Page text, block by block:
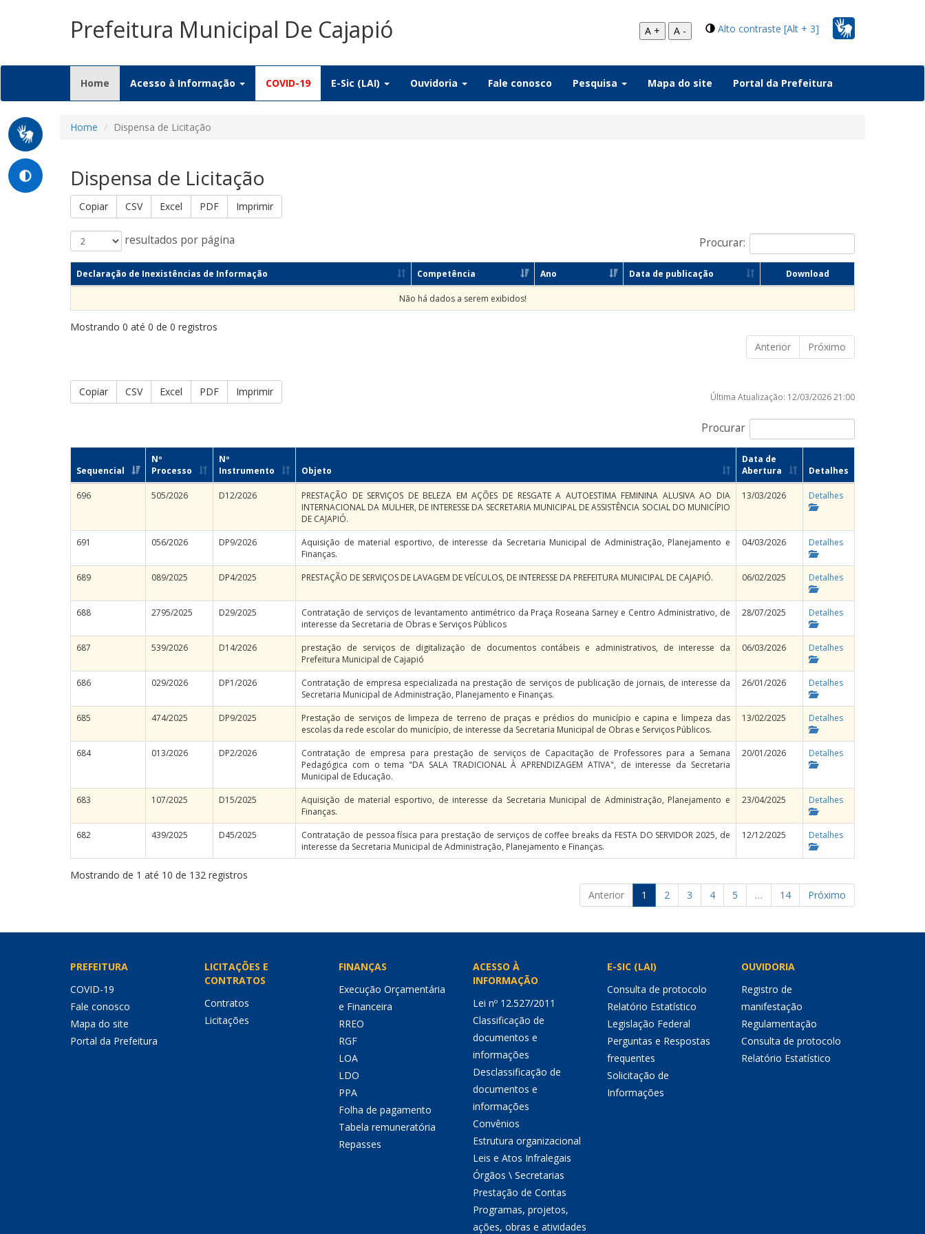
Prefeitura Municipal De Cajapió Alto contraste [Alt + 3]
A + A -
Home (current)
Acesso à Informação COVID-19 E-Sic (LAI) Ouvidoria Fale conosco Pesquisa Mapa do site Portal da Prefeitura
Home Dispensa de Licitação
Dispensa de Licitação
Copiar CSV Excel PDF Imprimir
resultados por página Procurar:
Declaração de Inexistências de Informação Competência Ano Data de publicação Download
Não há dados a serem exibidos!
Mostrando 0 até 0 de 0 registros
Anterior
Próximo
Copiar CSV Excel PDF Imprimir
Procurar
Última Atualização: 12/03/2026 21:00
Sequencial
Nº
Processo
Nº
Instrumento
Objeto
Data de
Abertura
Detalhes
696 505/2026 D12/2026
PRESTAÇÃO DE SERVIÇOS DE BELEZA EM AÇÕES DE RESGATE A AUTOESTIMA FEMININA ALUSIVA AO DIA
INTERNACIONAL DA MULHER, DE INTERESSE DA SECRETARIA MUNICIPAL DE ASSISTÊNCIA SOCIAL DO MUNICÍPIO
DE CAJAPIÓ.
13/03/2026 Detalhes
691 056/2026 DP9/2026
Aquisição de material esportivo, de interesse da Secretaria Municipal de Administração, Planejamento e
Finanças.
04/03/2026 Detalhes
689 089/2025 DP4/2025 PRESTAÇÃO DE SERVIÇOS DE LAVAGEM DE VEÍCULOS, DE INTERESSE DA PREFEITURA MUNICIPAL DE CAJAPIÓ. 06/02/2025 Detalhes
688 2795/2025 D29/2025
Contratação de serviços de levantamento antimétrico da Praça Roseana Sarney e Centro Administrativo, de
interesse da Secretaria de Obras e Serviços Públicos
28/07/2025 Detalhes
687 539/2026 D14/2026
prestação de serviços de digitalização de documentos contábeis e administrativos, de interesse da
Prefeitura Municipal de Cajapió
06/03/2026 Detalhes
686 029/2026 DP1/2026
Contratação de empresa especializada na prestação de serviços de publicação de jornais, de interesse da
Secretaria Municipal de Administração, Planejamento e Finanças.
26/01/2026 Detalhes
685 474/2025 DP9/2025
Prestação de serviços de limpeza de terreno de praças e prédios do município e capina e limpeza das
escolas da rede escolar do município, de interesse da Secretaria Municipal de Obras e Serviços Públicos.
13/02/2025 Detalhes
684 013/2026 DP2/2026
Contratação de empresa para prestação de serviços de Capacitação de Professores para a Semana
Pedagógica com o tema "DA SALA TRADICIONAL À APRENDIZAGEM ATIVA", de interesse da Secretaria
Municipal de Educação.
20/01/2026 Detalhes
683 107/2025 D15/2025
Aquisição de material esportivo, de interesse da Secretaria Municipal de Administração, Planejamento e
Finanças.
23/04/2025 Detalhes
682 439/2025 D45/2025
Contratação de pessoa física para prestação de serviços de coffee breaks da FESTA DO SERVIDOR 2025, de
interesse da Secretaria Municipal de Administração, Planejamento e Finanças.
12/12/2025 Detalhes
Mostrando de 1 até 10 de 132 registros
Anterior
1 2 3 4 5 … 14 Próximo
PREFEITURA
COVID-19
Fale conosco
Mapa do site
Portal da Prefeitura
LICITAÇÕES E
CONTRATOS
Contratos
Licitações
FINANÇAS
Execução Orçamentária
e Financeira
RREO
RGF
LOA
LDO
PPA
Folha de pagamento
Tabela remuneratória
Repasses
ACESSO À
INFORMAÇÃO
Lei nº 12.527/2011
Classificação de
documentos e
informações
Desclassificação de
documentos e
informações
Convênios
Estrutura organizacional
Leis e Atos Infralegais
Órgãos \ Secretarias
Prestação de Contas
Programas, projetos,
ações, obras e atividades
E-SIC (LAI)
Consulta de protocolo
Relatório Estatístico
Legislação Federal
Perguntas e Respostas
frequentes
Solicitação de
Informações
OUVIDORIA
Registro de
manifestação
Regulamentação
Consulta de protocolo
Relatório Estatístico